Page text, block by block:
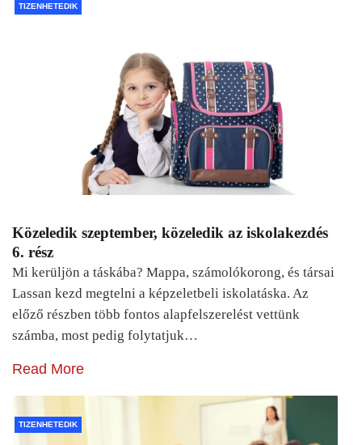
TIZENHETEDIK
Közeledik szeptember, közeledik az iskolakezdés
6. rész
Mi kerüljön a táskába? Mappa, számolókorong, és társai
Lassan kezd megtelni a képzeletbeli iskolatáska. Az
előző részben több fontos alapfelszerelést vettünk
számba, most pedig folytatjuk…
Read More
TIZENHETEDIK